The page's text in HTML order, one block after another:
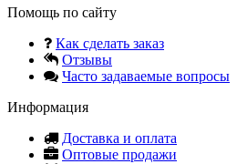
Помощь по сайту
Как сделать заказ
Отзывы
Часто задаваемые вопросы
Информация
Доставка и оплата
Оптовые продажи